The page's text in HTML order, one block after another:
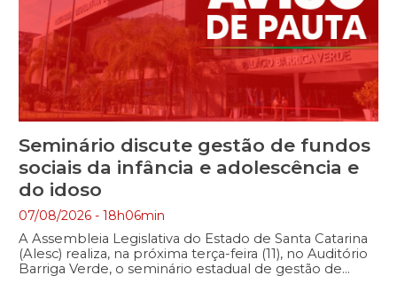
Seminário discute gestão de fundos
sociais da infância e adolescência e
do idoso
07/08/2026 - 18h06min
A Assembleia Legislativa do Estado de Santa Catarina
(Alesc) realiza, na próxima terça-feira (11), no Auditório
Barriga Verde, o seminário estadual de gestão de